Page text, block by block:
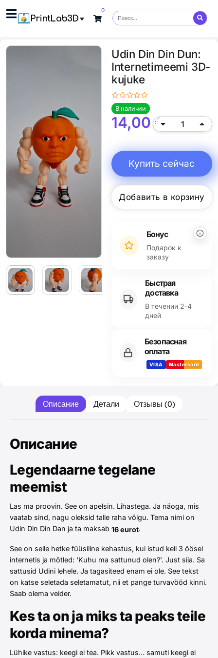
PrintLab3D
0
Udin Din Din Dun:
Internetimeemi 3D-
kujuke
В наличии
14,00€
Купить сейчас
Добавить в корзину
Бонус
Подарок к
заказу
Быстрая
доставка
В течении 2-4
дней
Безопасная
оплата
VISA Mastercard
Описание Детали Отзывы (0)
Описание
Legendaarne tegelane
meemist
Las ma proovin. See on apelsin. Lihastega. Ja näoga, mis
vaatab sind, nagu oleksid talle raha võlgu. Tema nimi on
Udin Din Din Dan ja ta maksab 16 eurot.
See on selle hetke füüsiline kehastus, kui istud kell 3 öösel
internetis ja mõtled: ‘Kuhu ma sattunud olen?’. Just siia. Sa
sattusid Udini lehele. Ja tagasiteed enam ei ole. See tekst
on katse seletada seletamatut, nii et pange turvavööd kinni.
Saab olema veider.
Kes ta on ja miks ta peaks teile
korda minema?
Lühike vastus: keegi ei tea. Pikk vastus… samuti keegi ei